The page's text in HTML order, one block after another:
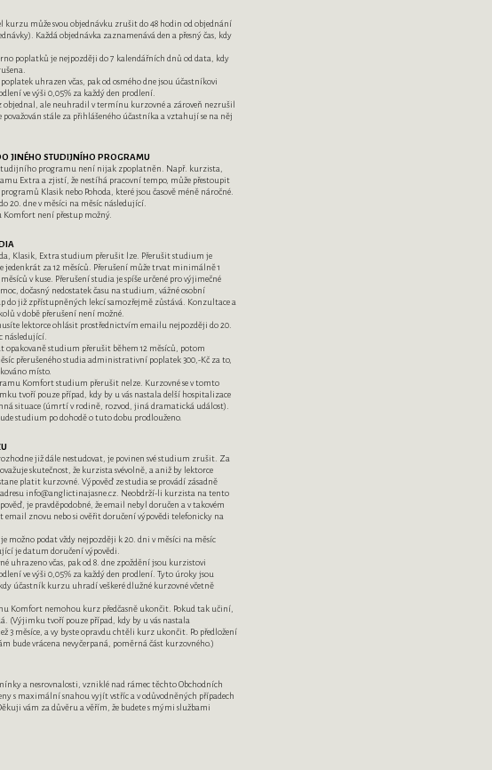
kurzu může svou objednávku zrušit do 48 hodin od objednání
Každá objednávka zaznamenává den a přesný čas, kdy
poplatků je nejpozději do 7 kalendářních dnů od data, kdy
uhrazen včas, pak od osmého dne jsou účastníkovi
ve výši 0,05% za každý den prodlení.
objednal, ale neuhradil v termínu kurzovné a zároveň nezrušil
považován stále za přihlášeného účastníka a vztahují se na něj
JINÉHO STUDIJNÍHO PROGRAMU
programu není nijak zpoplatněn. Např. kurzista,
Extra a zjistí, že nestíhá pracovní tempo, může přestoupit
Klasik nebo Pohoda, které jsou časově méně náročné.
20. dne v měsíci na měsíc následující.
Komfort není přestup možný.
Klasik, Extra studium přerušit lze. Přerušit studium je
jedenkrát za 12 měsíců. Přerušení může trvat minimálně 1
v kuse. Přerušení studia je spíše určené pro výjimečné
dočasný nedostatek času na studium, vážné osobní
do již zpřístupněných lekcí samozřejmě zůstává. Konzultace a
v době přerušení není možné.
lektorce ohlásit prostřednictvím emailu nejpozději do 20.
následující.
opakovaně studium přerušit během 12 měsíců, potom
přerušeného studia administrativní poplatek 300,-Kč za to,
místo.
Komfort studium přerušit nelze. Kurzovné se v tomto
tvoří pouze případ, kdy by u vás nastala delší hospitalizace
situace (úmrtí v rodině, rozvod, jiná dramatická událost).
studium po dohodě o tuto dobu prodlouženo.
již dále nestudovat, je povinen své studium zrušit. Za
skutečnost, že kurzista svévolně, a aniž by lektorce
platit kurzovné. Výpověď ze studia se provádí zásadně
info@anglictinajasne.cz. Neobdrží-li kurzista na tento
je pravděpodobné, že email nebyl doručen a v takovém
email znovu nebo si ověřit doručení výpovědi telefonicky na
možno podat vždy nejpozději k 20. dni v měsíci na měsíc
je datum doručení výpovědi.
uhrazeno včas, pak od 8. dne zpoždění jsou kurzistovi
ve výši 0,05% za každý den prodlení. Tyto úroky jsou
účastník kurzu uhradí veškeré dlužné kurzovné včetně
Komfort nemohou kurz předčasně ukončit. Pokud tak učiní,
(Výjimku tvoří pouze případ, kdy by u vás nastala
3 měsíce, a vy byste opravdu chtěli kurz ukončit. Po předložení
bude vrácena nevyčerpaná, poměrná část kurzovného.)
a nesrovnalosti, vzniklé nad rámec těchto Obchodních
s maximální snahou vyjít vstříc a v odůvodněných případech